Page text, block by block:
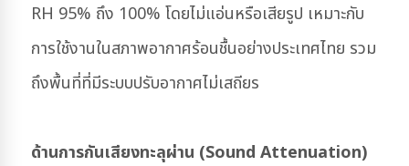
RH 95% ถึง 100% โดยไม่แอ่นหรือเสียรูป เหมาะกับ
การใช้งานในสภาพอากาศร้อนชื้นอย่างประเทศไทย รวม
ถึงพื้นที่ที่มีระบบปรับอากาศไม่เสถียร
ด้านการกันเสียงทะลุผ่าน (Sound Attenuation)